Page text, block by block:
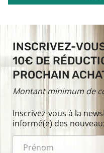
INSCRIVEZ-
10€ DE
PROCHAIN
Montant minimum de
Inscrivez-vous à la
informé(e) des